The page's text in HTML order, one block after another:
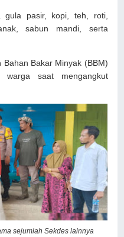
gula pasir, kopi, teh, roti,
sabun mandi, serta
Bakar Minyak (BBM)
warga saat mengangkut
sejumlah Sekdes lainnya